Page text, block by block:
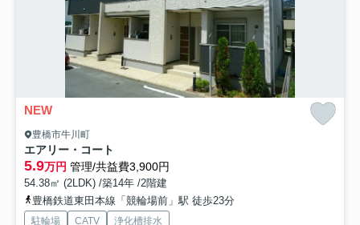
NEW
豊橋市牛川町
エアリー・コート
5.9万円 管理/共益費3,900円
54.38㎡ (2LDK) /築14年 /2階建
豊橋鉄道東田本線「競輪場前」駅 徒歩23分
駐輪場 CATV 浄化槽排水